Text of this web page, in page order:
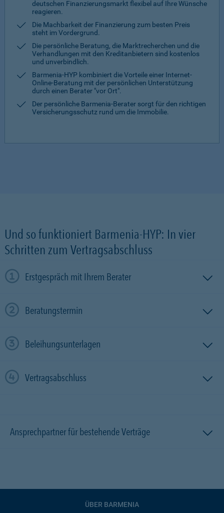
deutschen Finanzierungsmarkt flexibel auf Ihre Wünsche
reagieren.
Die Machbarkeit der Finanzierung zum besten Preis
steht im Vordergrund.
Die persönliche Beratung, die Marktrecherchen und die
Verhandlungen mit den Kreditanbietern sind kostenlos
und unverbindlich.
Barmenia-HYP kombiniert die Vorteile einer Internet-
Online-Beratung mit der persönlichen Unterstützung
durch einen Berater "vor Ort".
Der persönliche Barmenia-Berater sorgt für den richtigen
Versicherungsschutz rund um die Immobilie.
Und so funktioniert Barmenia-HYP: In vier
Schritten zum Vertragsabschluss
Erstgespräch mit Ihrem Berater
Beratungstermin
Beleihungsunterlagen
Vertragsabschluss
Ansprechpartner für bestehende Verträge
ÜBER BARMENIA